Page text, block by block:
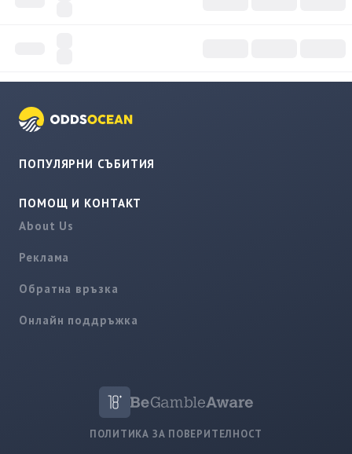
ПОПУЛЯРНИ СЪБИТИЯ
ПОМОЩ И КОНТАКТ
About Us
Реклама
Обратна връзка
Онлайн поддръжка
ПОЛИТИКА ЗА ПОВЕРИТЕЛНОСТ